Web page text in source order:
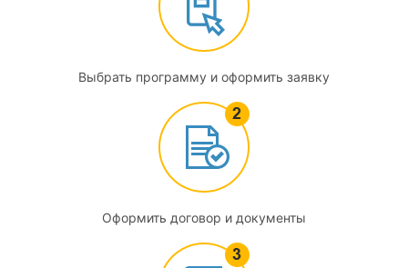
Оценка экономической эффективности строительного
объекта капитального строительства
4
Инновации в строительстве
4.1
Автоматизация процессов управления строительством и
Выбрать программу и оформить заявку
Оформить договор и документы